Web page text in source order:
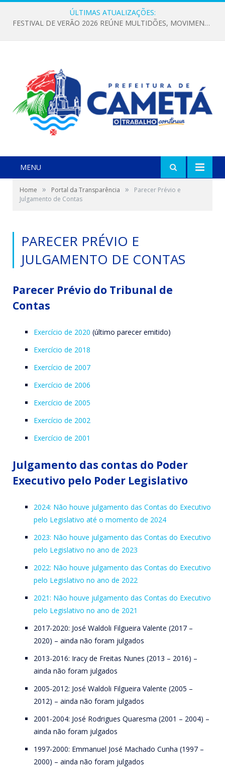
ÚLTIMAS ATUALIZAÇÕES:
FESTIVAL DE VERÃO 2026 REÚNE MULTIDÕES, MOVIMENTA A ECONOMIA E FORTALECE A CULTURA LOCAL
MENU
Home » Portal da Transparência »
Parecer Prévio e
Julgamento de Contas
PARECER PRÉVIO E
JULGAMENTO DE CONTAS
Parecer Prévio do Tribunal de
Contas
Exercício de 2020 (último parecer emitido)
Exercício de 2018
Exercício de 2007
Exercício de 2006
Exercício de 2005
Exercício de 2002
Exercício de 2001
Julgamento das contas do Poder
Executivo pelo Poder Legislativo
2024: Não houve julgamento das Contas do Executivo
pelo Legislativo até o momento de 2024
2023: Não houve julgamento das Contas do Executivo
pelo Legislativo no ano de 2023
2022: Não houve julgamento das Contas do Executivo
pelo Legislativo no ano de 2022
2021: Não houve julgamento das Contas do Executivo
pelo Legislativo no ano de 2021
2017-2020: José Waldoli Filgueira Valente (2017 –
2020) – ainda não foram julgados
2013-2016: Iracy de Freitas Nunes (2013 – 2016) –
ainda não foram julgados
2005-2012: José Waldoli Filgueira Valente (2005 –
2012) – ainda não foram julgados
2001-2004: José Rodrigues Quaresma (2001 – 2004) –
ainda não foram julgados
1997-2000: Emmanuel José Machado Cunha (1997 –
2000) – ainda não foram julgados